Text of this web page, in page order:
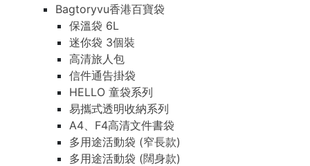
Bagtoryvu香港百寶袋
保溫袋 6L
迷你袋 3個裝
高清旅人包
信件通告掛袋
HELLO 童袋系列
易攜式透明收納系列
A4、F4高清文件書袋
多用途活動袋 (窄長款)
多用途活動袋 (闊身款)